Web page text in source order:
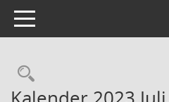
Toggle navigation
Rechercheauswahl